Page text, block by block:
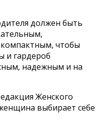
должен быть
чтобы
и гардероб
надежным и на
Женского
выбирает себе